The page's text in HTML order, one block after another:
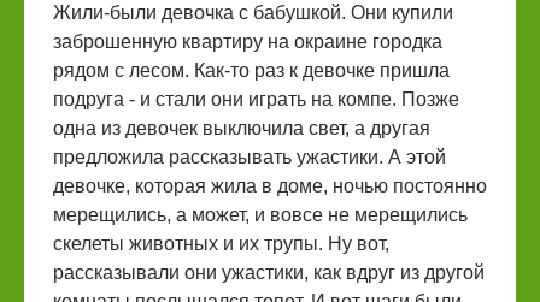
Жили-были девочка с бабушкой. Они купили
заброшенную квартиру на окраине городка
рядом с лесом. Как-то раз к девочке пришла
подруга - и стали они играть на компе. Позже
одна из девочек выключила свет, а другая
предложила рассказывать ужастики. А этой
девочке, которая жила в доме, ночью постоянно
мерещились, а может, и вовсе не мерещились
скелеты животных и их трупы. Ну вот,
рассказывали они ужастики, как вдруг из другой